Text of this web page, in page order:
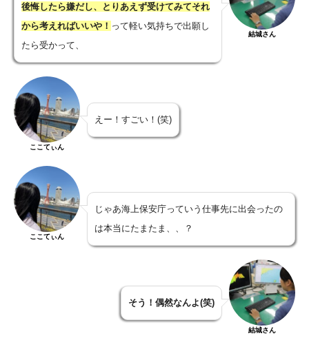
後悔したら嫌だし、とりあえず受けてみてそれ
から考えればいいや！ って軽い気持ちで出願し
たら受かって、
結城さん
ここてぃん
えー！すごい！(笑)
ここてぃん
じゃあ海上保安庁っていう仕事先に出会ったの
は本当にたまたま、、？
そう！偶然なんよ(笑)
結城さん